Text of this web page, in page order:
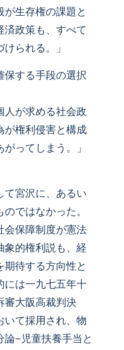
生存権の課題と
済政策も、すべて
られる。」
する手段の選択
人が求める社会政
が権利侵害と構成
ってしまう。」
宮沢に、あるい
ではなかった。
会保障制度が憲法
象的権利説も、経
期待する方向性と
には一九七五年十
審大阪高裁判決
いて採用され、物
論−児童扶養手当と